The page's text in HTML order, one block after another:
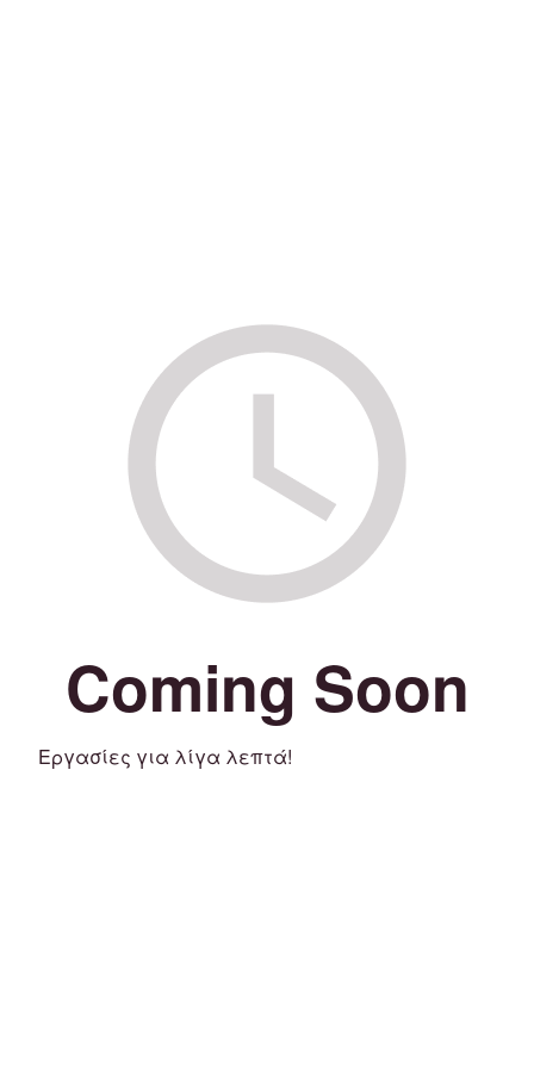
Coming Soon
Εργασίες για λίγα λεπτά!